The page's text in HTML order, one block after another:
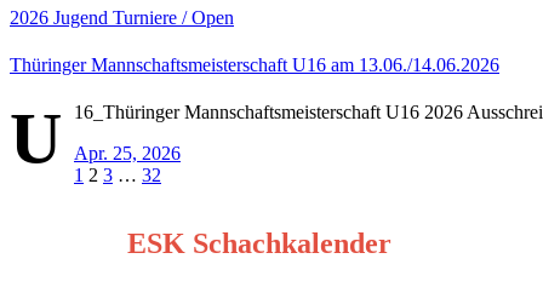
2026 Jugend Turniere / Open
Thüringer Mannschaftsmeisterschaft U16 am 13.06./14.06.2026
U
16_Thüringer Mannschaftsmeisterschaft U16 2026
Apr. 25, 2026
Seitennummerierung
1 2 3 … 32
ESK Schachkalender